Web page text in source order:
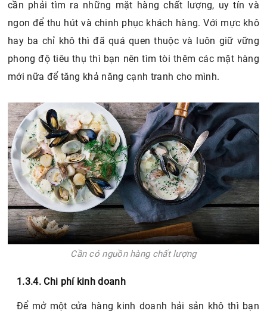
cần phải tìm ra những mặt hàng chất lượng, uy tín và
ngon để thu hút và chinh phục khách hàng. Với mực khô
hay ba chỉ khô thì đã quá quen thuộc và luôn giữ vững
phong độ tiêu thụ thì bạn nên tìm tòi thêm các mặt hàng
mới nữa để tăng khả năng cạnh tranh cho mình.
Cần có nguồn hàng chất lượng
1.3.4. Chi phí kinh doanh
Để mở một cửa hàng kinh doanh hải sản khô thì bạn